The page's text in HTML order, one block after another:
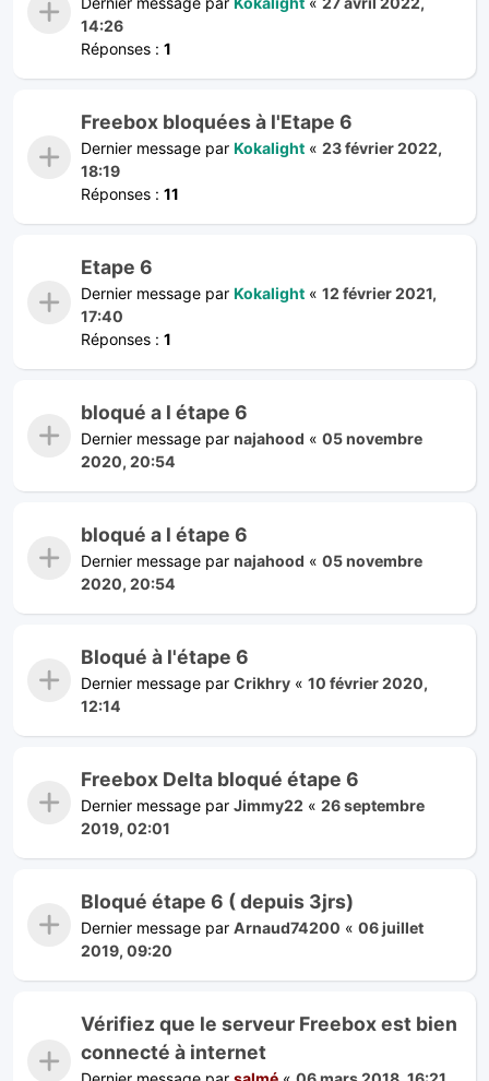
14:26
Réponses : 1
Freebox bloquées à l'Etape 6
Dernier message par Kokalight « 23 février 2022,
18:19
Réponses : 11
Etape 6
Dernier message par Kokalight « 12 février 2021,
17:40
Réponses : 1
bloqué a l étape 6
Dernier message par najahood « 05 novembre
2020, 20:54
bloqué a l étape 6
Dernier message par najahood « 05 novembre
2020, 20:54
Bloqué à l'étape 6
Dernier message par Crikhry « 10 février 2020,
12:14
Freebox Delta bloqué étape 6
Dernier message par Jimmy22 « 26 septembre
2019, 02:01
Bloqué étape 6 ( depuis 3jrs)
Dernier message par Arnaud74200 « 06 juillet
2019, 09:20
Vérifiez que le serveur Freebox est bien
connecté à internet